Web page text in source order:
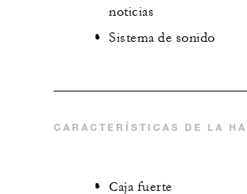
noticias
Sistema de sonido
CARACTERÍSTICAS DE LA
Caja fuerte